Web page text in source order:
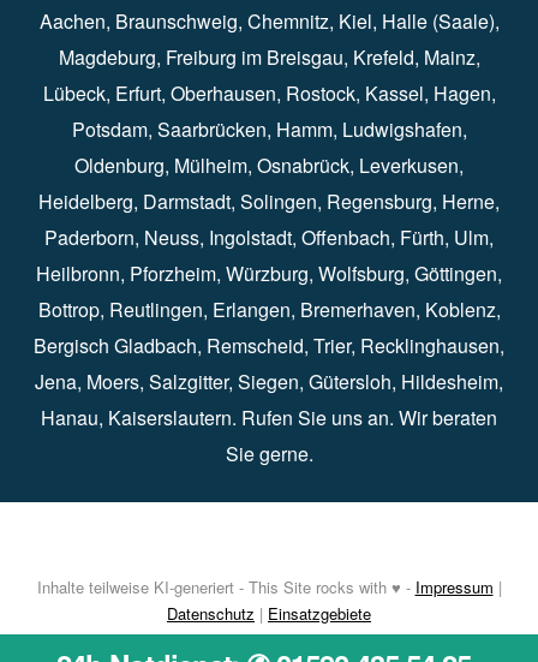
Aachen⁠⁠, Braunschweig⁠, Chemnitz⁠⁠, Kiel⁠, Halle (Saale)⁠⁠,
Magdeburg⁠, Freiburg im Breisgau⁠⁠, Krefeld⁠⁠, Mainz⁠⁠,
Lübeck⁠, Erfurt⁠, Oberhausen⁠⁠, Rostock⁠⁠, Kassel⁠⁠, Hagen⁠,
Potsdam⁠, Saarbrücken⁠⁠, Hamm⁠, Ludwigshafen⁠,
Oldenburg⁠, Mülheim⁠, Osnabrück⁠⁠, Leverkusen⁠,
Heidelberg⁠, Darmstadt⁠⁠, Solingen⁠, Regensburg⁠, Herne⁠⁠,
Paderborn⁠, Neuss⁠, Ingolstadt⁠, Offenbach, Fürth⁠⁠, Ulm⁠⁠,
Heilbronn⁠, Pforzheim⁠, Würzburg⁠, Wolfsburg⁠⁠, Göttingen⁠,
Bottrop⁠, Reutlingen⁠, Erlangen⁠⁠, Bremerhaven⁠, Koblenz⁠,
Bergisch Gladbach⁠, Remscheid⁠⁠, Trier⁠⁠, Recklinghausen⁠,
Jena⁠⁠, Moers⁠⁠, Salzgitter⁠⁠, Siegen⁠⁠, Gütersloh⁠, Hildesheim⁠⁠,
Hanau⁠, Kaiserslautern⁠⁠. Rufen Sie uns an. Wir beraten
Sie gerne.
Inhalte teilweise KI-generiert - This Site rocks with ♥ - Impressum |
Datenschutz | Einsatzgebiete